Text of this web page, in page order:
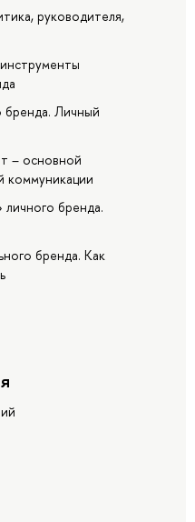
руководителя,
бренда. Личный
– основной
коммуникации
личного бренда.
бренда. Как